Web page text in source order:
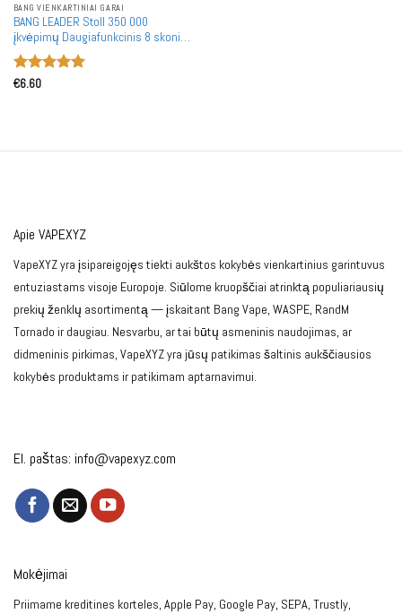
BANG VIENKARTINIAI GARAI
BANG LEADER Stoll 350 000
įkvėpimų Daugiafunkcinis 8 skonių
350K vienkartiniai garintuvai
Didmeninė prekyba ir masiniai
pirkimai
Įvertinimas:
€6.60
Apie VAPEXYZ
VapeXYZ yra įsipareigojęs tiekti aukštos kokybės vienkartinius garintuvus
entuziastams visoje Europoje. Siūlome kruopščiai atrinktą populiariausių
prekių ženklų asortimentą — įskaitant Bang Vape, WASPE, RandM
Tornado ir daugiau. Nesvarbu, ar tai būtų asmeninis naudojimas, ar
didmeninis pirkimas, VapeXYZ yra jūsų patikimas šaltinis aukščiausios
kokybės produktams ir patikimam aptarnavimui.
El. paštas: info@vapexyz.com
Mokėjimai
Priimame kreditines korteles, Apple Pay, Google Pay, SEPA, Trustly,